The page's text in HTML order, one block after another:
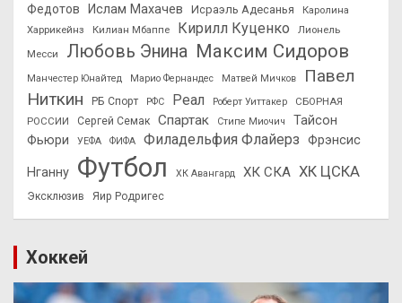
Федотов
Ислам Махачев Исраэль Адесанья
Каролина
Харрикейнз
Килиан Мбаппе Кирилл Куценко
Лионель
Месси
Любовь Энина Максим Сидоров
Манчестер Юнайтед Марио Фернандес Матвей Мичков
Павел
Ниткин
РБ Спорт РФС Реал Роберт Уиттакер
СБОРНАЯ
РОССИИ
Сергей Семак Спартак Стипе Миочич
Тайсон
Фьюри
УЕФА ФИФА Филадельфия Флайерз Фрэнсис
Нганну Футбол ХК Авангард ХК СКА ХК ЦСКА
Эксклюзив Яир Родригес
Хоккей